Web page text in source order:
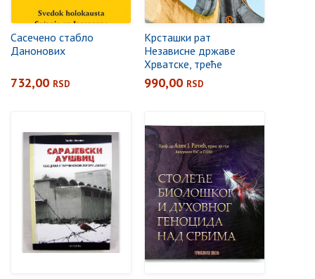
Сасечено стабло
Данонових
732,00 RSD
Крсташки рат
Независне државе
Хрватске, треће
допуњено издање
990,00 RSD